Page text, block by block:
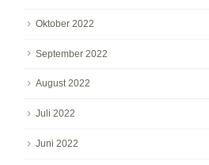
Oktober 2022
September 2022
August 2022
Juli 2022
Juni 2022